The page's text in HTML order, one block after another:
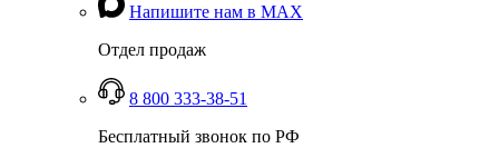
Напишите нам в MAX
Отдел продаж
8 800 333-38-51
Бесплатный звонок по РФ